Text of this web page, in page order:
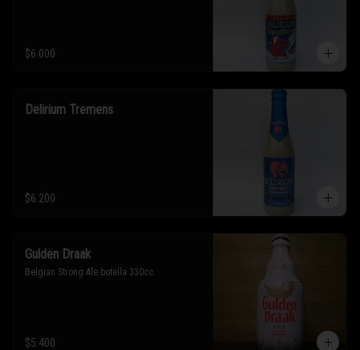
$6.000
Delirium Tremens
$6.200
Gulden Draak
Belgian Strong Ale botella 330cc
$5.400